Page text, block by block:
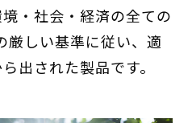
・社会・経済の全ての
厳しい基準に従い、適
出された製品です。